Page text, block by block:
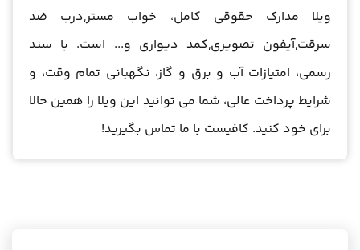
ویلا مدارک حقوقی کامل، خواب مستر,درب ضد
سرقت,آیفون تصویری,کمد دیواری و... است. با سند
رسمی، امتیازات آب و برق و گاز، نگهبانی تمام وقت، و
شرایط پرداخت عالی، شما می توانید این ویلا را همین حالا
برای خود کنید. کافیست با ما تماس بگیرید!